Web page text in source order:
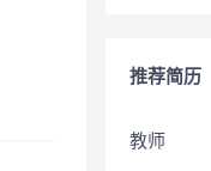
推荐简历
教师